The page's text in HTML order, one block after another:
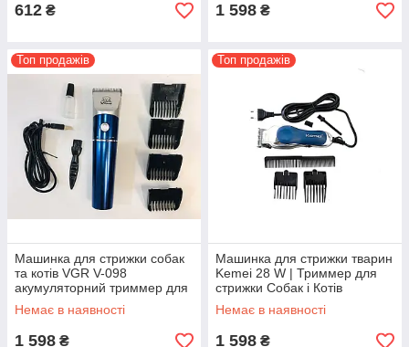
612 ₴ 1 598 ₴
Топ продажів
Машинка для стрижки собак
та котів VGR V-098
акумуляторний триммер для
стрижки тварин Синій
Немає в наявності
1 598 ₴
Топ продажів
Машинка для стрижки тварин
Kemei 28 W | Триммер для
стрижки Собак і Котів
Немає в наявності
1 598 ₴